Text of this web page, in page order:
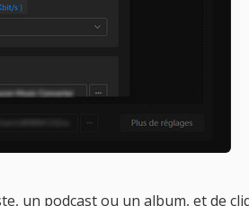
un podcast ou un album, et de